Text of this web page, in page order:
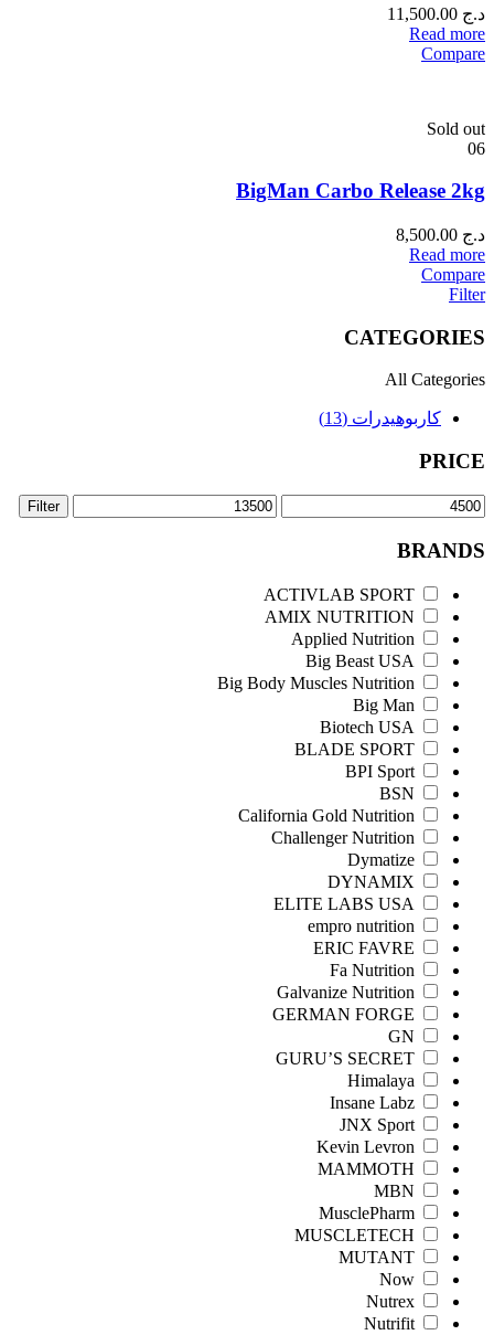
د.ج
Read more
Compare
Sold out
06
BigMan Carbo Release 2kg
د.ج
Read more
Compare
Filter
CATEGORIES
All Categories
كاربوهيدرات (13)
PRICE
Filter
BRANDS
ACTIVLAB SPORT
AMIX NUTRITION
Applied Nutrition
Big Beast USA
Big Body Muscles Nutrition
Big Man
Biotech USA
BLADE SPORT
BPI Sport
BSN
California Gold Nutrition
Challenger Nutrition
Dymatize
DYNAMIX
ELITE LABS USA
empro nutrition
ERIC FAVRE
Fa Nutrition
Galvanize Nutrition
GERMAN FORGE
GN
GURU’S SECRET
Himalaya
Insane Labz
JNX Sport
Kevin Levron
MAMMOTH
MBN
MusclePharm
MUSCLETECH
MUTANT
Now
Nutrex
Nutrifit